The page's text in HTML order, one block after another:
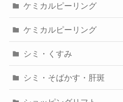
ケミカルピーリング
ケミカルピーリング
シミ・くすみ
シミ・そばかす・肝斑